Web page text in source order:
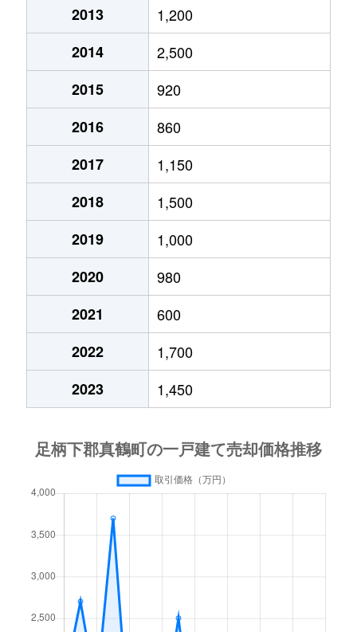
2013
1,200
2014
2,500
2015
920
2016
860
2017
1,150
2018
1,500
2019
1,000
2020
980
2021
600
2022
1,700
2023
1,450